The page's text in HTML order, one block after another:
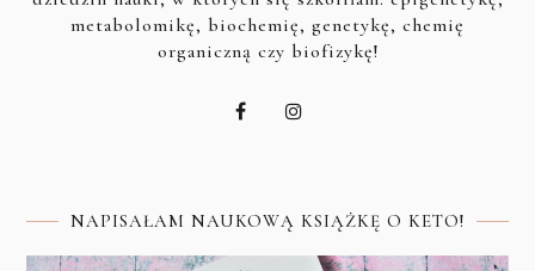
metabolomikę, biochemię, genetykę, chemię
organiczną czy biofizykę!
NAPISAŁAM NAUKOWĄ KSIĄŻKĘ O KETO!